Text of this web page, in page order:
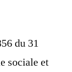
du 31
sociale et